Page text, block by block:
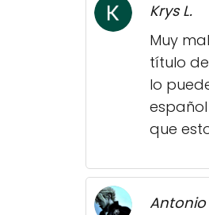
Krys L.
Muy
título
lo
que
Antonio